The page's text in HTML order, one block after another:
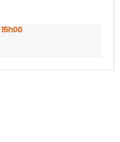
15h00